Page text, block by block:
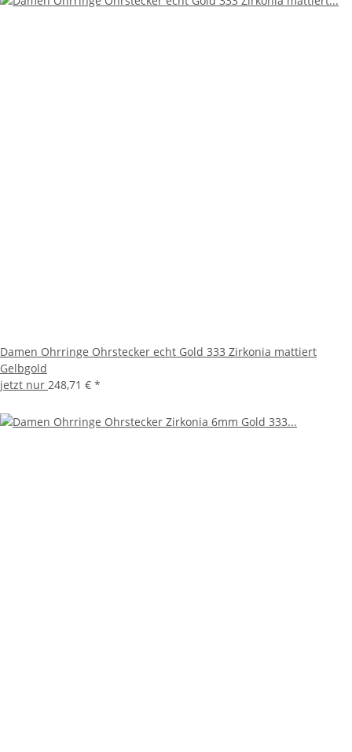
Damen Ohrringe Ohrstecker echt Gold 333 Zirkonia mattiert
Gelbgold
jetzt nur 248,71 € *